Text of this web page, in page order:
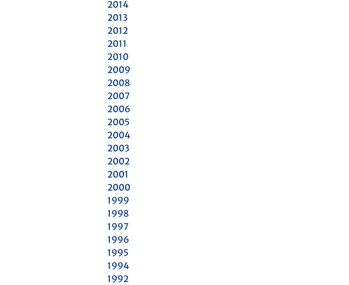
2014
2013
2012
2011
2010
2009
2008
2007
2006
2005
2004
2003
2002
2001
2000
1999
1998
1997
1996
1995
1994
1992